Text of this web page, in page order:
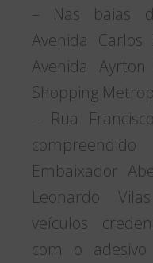
– Nas baias
Avenida
Avenida
Shopping
– Rua
Embaixador
Leonardo
veículos
com o